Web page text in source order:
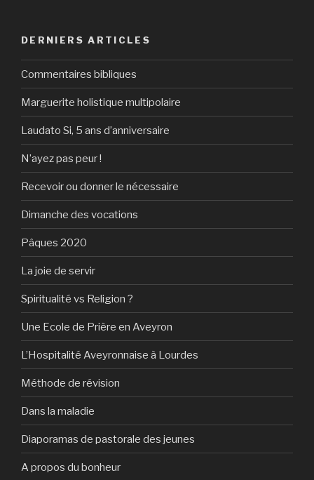
DERNIERS ARTICLES
Commentaires bibliques
Marguerite holistique multipolaire
Laudato Si, 5 ans d’anniversaire
N’ayez pas peur !
Recevoir ou donner le nécessaire
Dimanche des vocations
Pâques 2020
La joie de servir
Spiritualité vs Religion ?
Une Ecole de Prière en Aveyron
L’Hospitalité Aveyronnaise à Lourdes
Méthode de révision
Dans la maladie
Diaporamas de pastorale des jeunes
A propos du bonheur